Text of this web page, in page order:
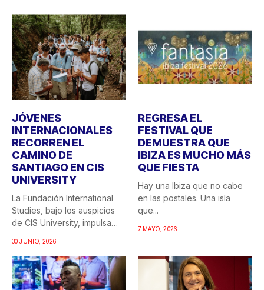
JÓVENES
INTERNACIONALES
RECORREN EL
CAMINO DE
SANTIAGO EN CIS
UNIVERSITY
La Fundación International
Studies, bajo los auspicios
de CIS University, impulsa
30 JUNIO, 2026
REGRESA EL
FESTIVAL QUE
DEMUESTRA QUE
IBIZA ES MUCHO MÁS
QUE FIESTA
Hay una Ibiza que no cabe
en las postales. Una isla
que...
7 MAYO, 2026